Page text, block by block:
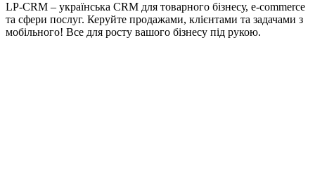
LP-CRM – українська CRM для товарного бізнесу, e-commerce
та сфери послуг. Керуйте продажами, клієнтами та задачами з
мобільного! Все для росту вашого бізнесу під рукою.